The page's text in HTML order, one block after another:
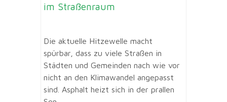
im Straßenraum
Die aktuelle Hitzewelle macht
spürbar, dass zu viele Straßen in
Städten und Gemeinden nach wie vor
nicht an den Klimawandel angepasst
sind. Asphalt heizt sich in der prallen